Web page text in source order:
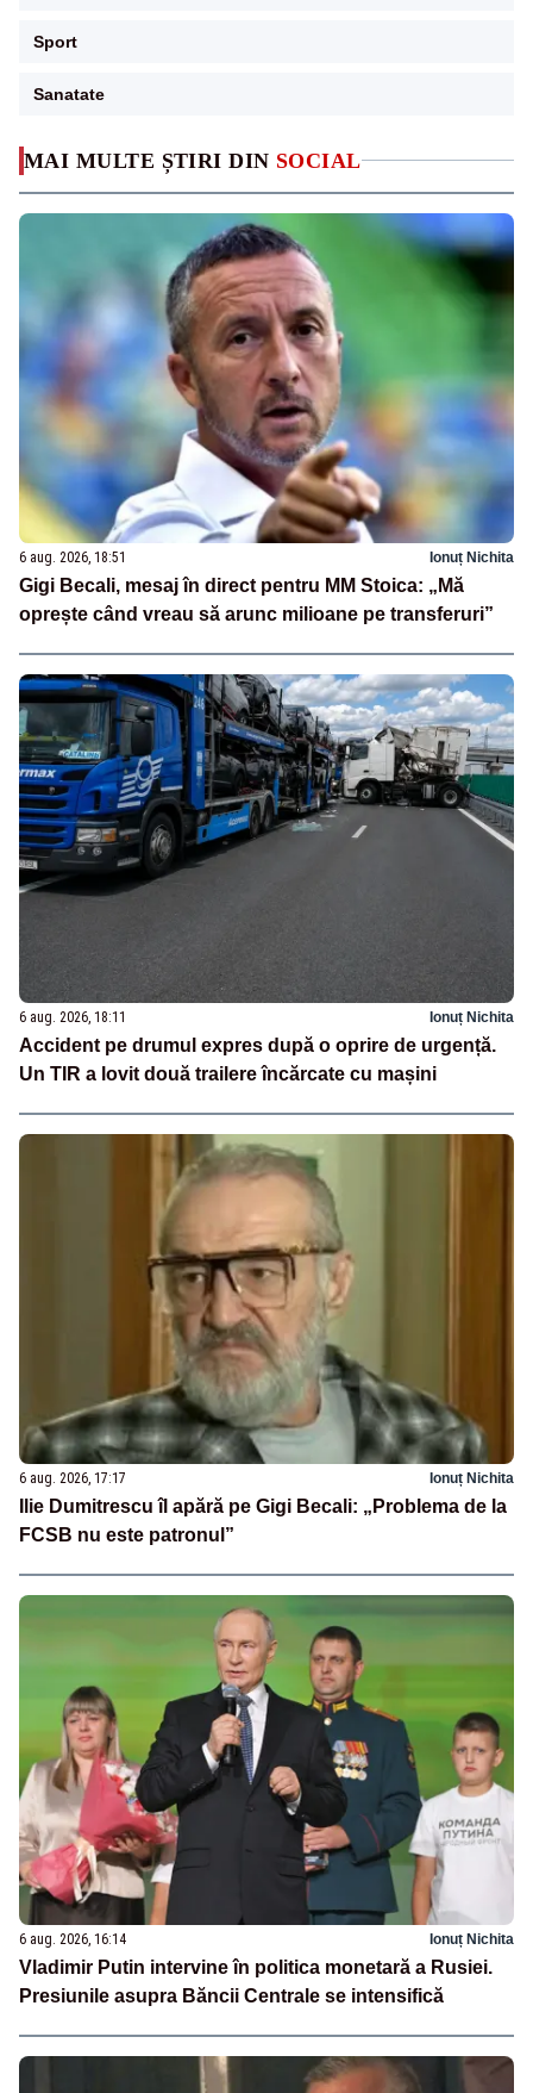
MAI MULTE ȘTIRI DIN SOCIAL
6 aug. 2026, 18:51 Ionuț Nichita
Gigi Becali, mesaj în direct pentru MM Stoica: „Mă
oprește când vreau să arunc milioane pe transferuri”
6 aug. 2026, 18:11 Ionuț Nichita
Accident pe drumul expres după o oprire de urgență.
Un TIR a lovit două trailere încărcate cu mașini
6 aug. 2026, 17:17 Ionuț Nichita
Ilie Dumitrescu îl apără pe Gigi Becali: „Problema de la
FCSB nu este patronul”
6 aug. 2026, 16:14 Ionuț Nichita
Vladimir Putin intervine în politica monetară a Rusiei.
Presiunile asupra Băncii Centrale se intensifică
Sport
Sanatate